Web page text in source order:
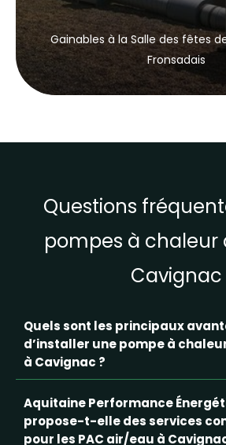
Gainables à la Salle des fêtes
Fronsadais
Questions
pompes à chaleur
Cavignac
Quels sont les principaux
d’installer une pompe à
à Cavignac ?
Aquitaine Performance
propose-t-elle des services
pour les PAC air/eau à